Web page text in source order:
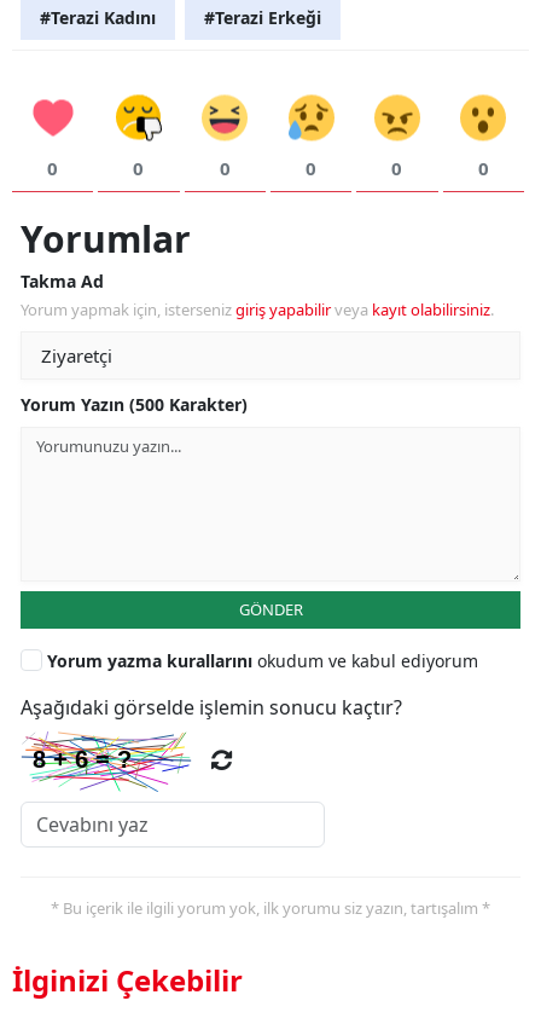
#Terazi Kadını #Terazi Erkeği
0 0 0 0 0 0
Yorumlar
Takma Ad
Yorum yapmak için, istersenizgiriş yapabilirveya kayıt olabilirsiniz.
Yorum Yazın (500 Karakter)
GÖNDER
Yorum yazma kurallarını okudum ve kabul ediyorum
Aşağıdaki görselde işlemin sonucu kaçtır?
* Bu içerik ile ilgili yorum yok, ilk yorumu siz yazın, tartışalım *
İlginizi Çekebilir